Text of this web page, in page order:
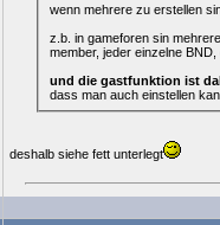
wenn mehrere zu erstellen
z.b. in gameforen sin
member, jeder einzelne BND,
und die gastfunktion ist
dass man auch einstellen
deshalb siehe fett unterlegt